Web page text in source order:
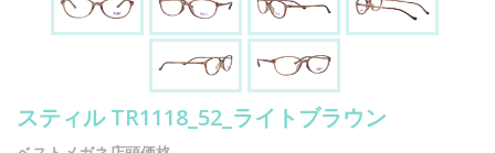
スティル TR1118_52_ライトブラウン